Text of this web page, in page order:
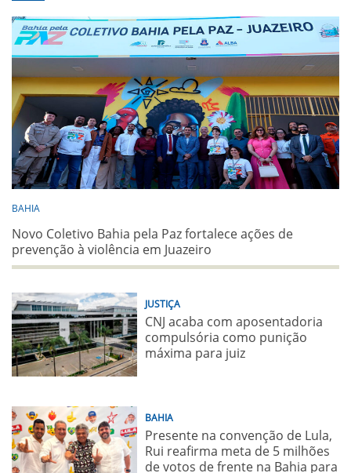
BAHIA
Novo Coletivo Bahia pela Paz fortalece ações de
prevenção à violência em Juazeiro
JUSTIÇA
CNJ acaba com aposentadoria
compulsória como punição
máxima para juiz
BAHIA
Presente na convenção de Lula,
Rui reafirma meta de 5 milhões
de votos de frente na Bahia para